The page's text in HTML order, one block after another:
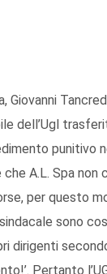
Giovanni
dell’Ugl
A.L. Spa non
per questo
sono
dirigenti
Pertanto